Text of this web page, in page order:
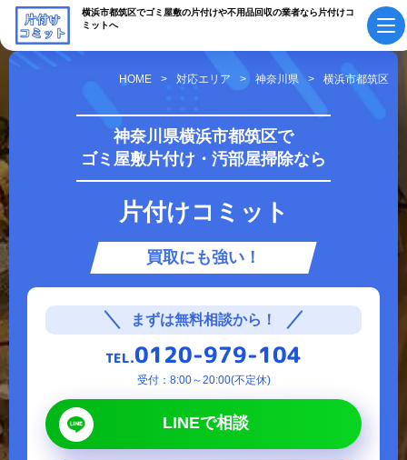
横浜市都筑区でゴミ屋敷の片付けや不用品回収の業者なら片付けコ
ミットへ
初めての方へ ご依頼の流れ
会社概要・
スタッフ紹介
よくあるご質問
お知らせ
作業実績・
お客様の声
お役立ちコラム
サービス案内
ゴミ屋敷片付け 汚部屋掃除
HOME 対応エリア 神奈川県 横浜市都筑区
神奈川県横浜市都筑区で
ゴミ屋敷片付け・汚部屋掃除なら
片付けコミット
買取にも強い！
まずは無料相談から！
TEL.0120-979-104
受付：8:00～20:00(不定休)
LINEで相談